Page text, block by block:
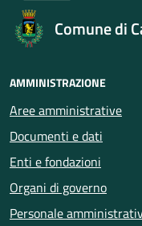
Comune di
AMMINISTRAZIONE
Aree amministrative
Documenti e dati
Enti e fondazioni
Organi di governo
Personale